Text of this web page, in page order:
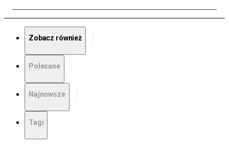
Zobacz również
Polecane
Najnowsze
Tagi